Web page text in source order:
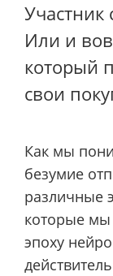
Участник
Или и
который
свои
Как мы
безумие
различные
которые мы
эпоху